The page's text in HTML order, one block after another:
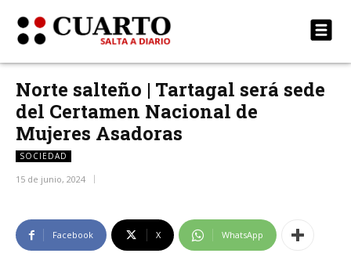
Norte salteño | Tartagal será sede
del Certamen Nacional de
Mujeres Asadoras
SOCIEDAD
15 de junio, 2024
Facebook X WhatsApp